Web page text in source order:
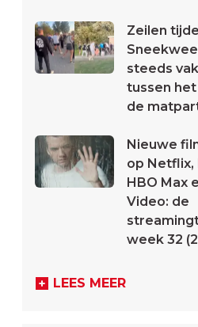
Zeilen
steeds
tussen
de
Nieuwe
op Netflix,
HBO Max
Video: de
week 32
LEES MEER